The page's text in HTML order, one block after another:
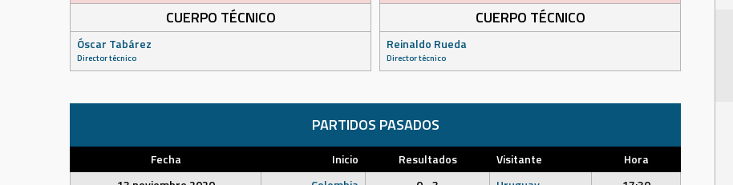
CUERPO TÉCNICO
Óscar Tabárez
Director técnico
CUERPO TÉCNICO
Reinaldo Rueda
Director técnico
PARTIDOS PASADOS
Fecha Inicio Resultados Visitante
Hora